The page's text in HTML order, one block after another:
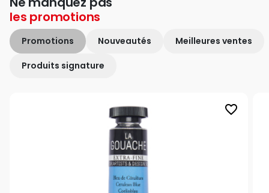
les promotions
Promotions Nouveautés Meilleures ventes
Produits signature
favorite_border